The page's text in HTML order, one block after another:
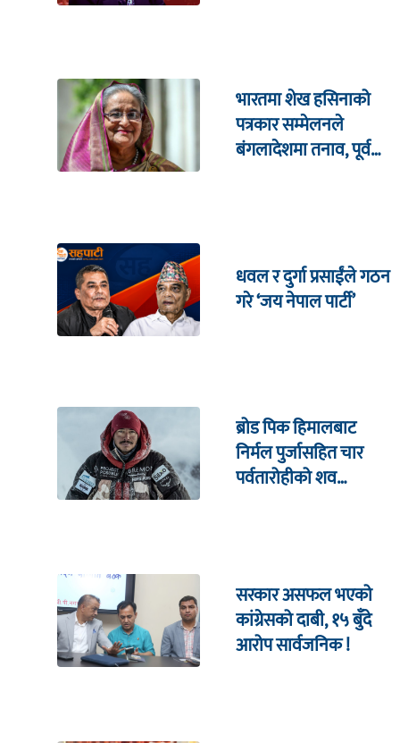
भारतमा शेख हसिनाको
पत्रकार सम्मेलनले
बंगलादेशमा तनाव, पूर्व
धवल र दुर्गा प्रसाईंले गठन
गरे ‘जय नेपाल पार्टी’
ब्रोड पिक हिमालबाट
निर्मल पुर्जासहित चार
पर्वतारोहीको शव
सरकार असफल भएको
कांग्रेसको दाबी, १५ बुँदे
आरोप सार्वजनिक !